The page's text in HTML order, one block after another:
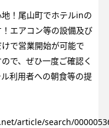
！尾山町でホテルinの
エアコン等の設備及び
で営業開始が可能で
で、ぜひ一度ご確認く
利用者への朝食等の提
article/search/